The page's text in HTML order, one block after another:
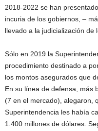
2018-2022 se han
incuria de los gobiernos, –
llevado a la judicialización de
Sólo en 2019 la
procedimiento destinado a
los montos asegurados que
En su línea de defensa, más
(7 en el mercado), alegaron,
Superintendencia les había
1.400 millones de dólares.